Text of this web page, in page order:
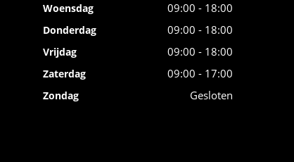
Woensdag 09:00 - 18:00
Donderdag 09:00 - 18:00
Vrijdag 09:00 - 18:00
Zaterdag 09:00 - 17:00
Zondag Gesloten